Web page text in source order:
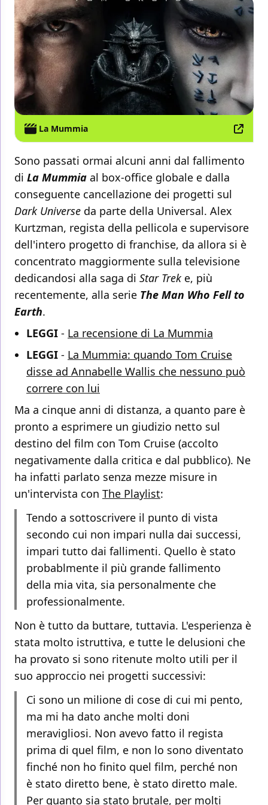
La Mummia
Sono passati ormai alcuni anni dal fallimento
di La Mummia al box-office globale e dalla
conseguente cancellazione dei progetti sul
Dark Universe da parte della Universal. Alex
Kurtzman, regista della pellicola e supervisore
dell'intero progetto di franchise, da allora si è
concentrato maggiormente sulla televisione
dedicandosi alla saga di Star Treke, più
recentemente, alla serie The Man Who Fell to
Earth.
LEGGI - La recensione di La Mummia
LEGGI - La Mummia: quando Tom Cruise
disse ad Annabelle Wallis che nessuno può
correre con lui
Ma a cinque anni di distanza, a quanto pare è
pronto a esprimere un giudizio netto sul
destino del film con Tom Cruise (accolto
negativamente dalla critica e dal pubblico). Ne
ha infatti parlato senza mezze misure in
un'intervista con The Playlist:
Tendo a sottoscrivere il punto di vista
secondo cui non impari nulla dai successi,
impari tutto dai fallimenti. Quello è stato
probablmente il più grande fallimento
della mia vita, sia personalmente che
professionalmente.
Non è tutto da buttare, tuttavia. L'esperienza è
stata molto istruttiva, e tutte le delusioni che
ha provato si sono ritenute molto utili per il
suo approccio nei progetti successivi:
Ci sono un milione di cose di cui mi pento,
ma mi ha dato anche molti doni
meravigliosi. Non avevo fatto il regista
prima di quel film, e non lo sono diventato
finché non ho finito quel film, perché non
è stato diretto bene, è stato diretto male.
Per quanto sia stato brutale, per molti